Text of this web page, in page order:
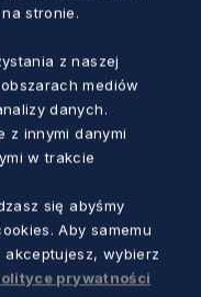
na murze w
5 lat temu
stronie.
z naszej
mediów
danych.
z innymi danymi
w trakcie
się abyśmy
Aby samemu
wybierz
prywatności